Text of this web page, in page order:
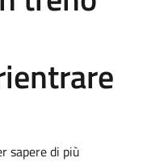
sapere di più